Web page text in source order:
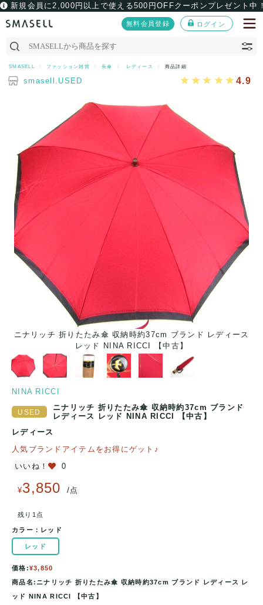
新規会員に2,000円以上で使える500円OFFクーポンプレゼント中
無料会員登録 ログイン
SMASELL ファッション雑貨 長傘 レディース 商品詳細
smasell.USED 4.9
ニナリッチ 折りたたみ傘 収納時約37cm ブランド レディース
レッド NINA RICCI 【中古】
NINA RICCI
ニナリッチ 折りたたみ傘 収納時約37cm ブランド
レディース レッド NINA RICCI 【中古】
レディース
人気ブランドアイテムをお得にゲット♪
いいね！
0
¥3,850 /点
残り1点
カラー： レッド
レッド
価格:¥3,850
商品名:ニナリッチ 折りたたみ傘 収納時約37cm ブランド レディース レ
ッド NINA RICCI 【中古】